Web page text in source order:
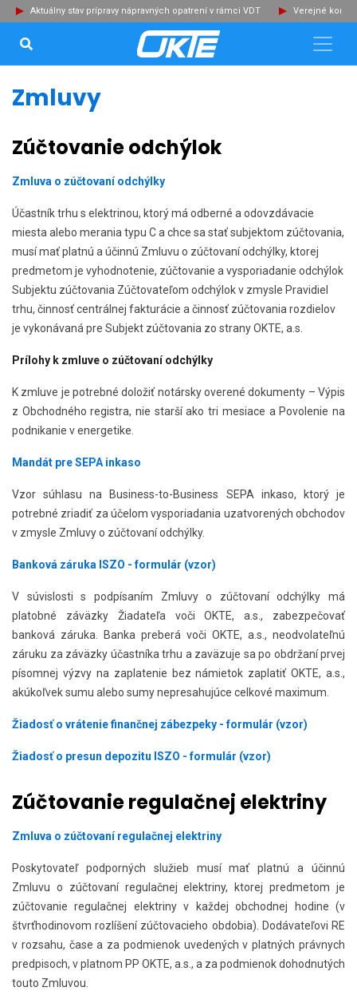
Aktuálny stav prípravy nápravných opatrení v rámci VDT Verejné
Zmluvy
Zúčtovanie odchýlok
Zmluva o zúčtovaní odchýlky
Účastník trhu s elektrinou, ktorý má odberné a odovzdávacie
miesta alebo merania typu C a chce sa stať subjektom zúčtovania,
musí mať platnú a účinnú Zmluvu o zúčtovaní odchýlky, ktorej
predmetom je vyhodnotenie, zúčtovanie a vysporiadanie odchýlok
Subjektu zúčtovania Zúčtovateľom odchýlok v zmysle Pravidiel
trhu, činnosť centrálnej fakturácie a činnosť zúčtovania rozdielov
je vykonávaná pre Subjekt zúčtovania zo strany OKTE, a.s.
Prílohy k zmluve o zúčtovaní odchýlky
K zmluve je potrebné doložiť notársky overené dokumenty – Výpis
z Obchodného registra, nie starší ako tri mesiace a Povolenie na
podnikanie v energetike.
Mandát pre SEPA inkaso
Vzor súhlasu na Business-to-Business SEPA inkaso, ktorý je
potrebné zriadiť za účelom vysporiadania uzatvorených obchodov
v zmysle Zmluvy o zúčtovaní odchýlky.
Banková záruka ISZO - formulár (vzor)
V súvislosti s podpísaním Zmluvy o zúčtovaní odchýlky má
platobné záväzky Žiadateľa voči OKTE, a.s., zabezpečovať
banková záruka. Banka preberá voči OKTE, a.s., neodvolateľnú
záruku za záväzky účastníka trhu a zaväzuje sa po obdržaní prvej
písomnej výzvy na zaplatenie bez námietok zaplatiť OKTE, a.s.,
akúkoľvek sumu alebo sumy nepresahujúce celkové maximum.
Žiadosť o vrátenie finančnej zábezpeky - formulár (vzor)
Žiadosť o presun depozitu ISZO - formulár (vzor)
Zúčtovanie regulačnej elektriny
Zmluva o zúčtovaní regulačnej elektriny
Poskytovateľ podporných služieb musí mať platnú a účinnú
Zmluvu o zúčtovaní regulačnej elektriny, ktorej predmetom je
zúčtovanie regulačnej elektriny v každej obchodnej hodine (v
štvrťhodinovom rozlíšení zúčtovacieho obdobia). Dodávateľovi RE
v rozsahu, čase a za podmienok uvedených v platných právnych
predpisoch, v platnom PP OKTE, a.s., a za podmienok dohodnutých
touto Zmluvou.